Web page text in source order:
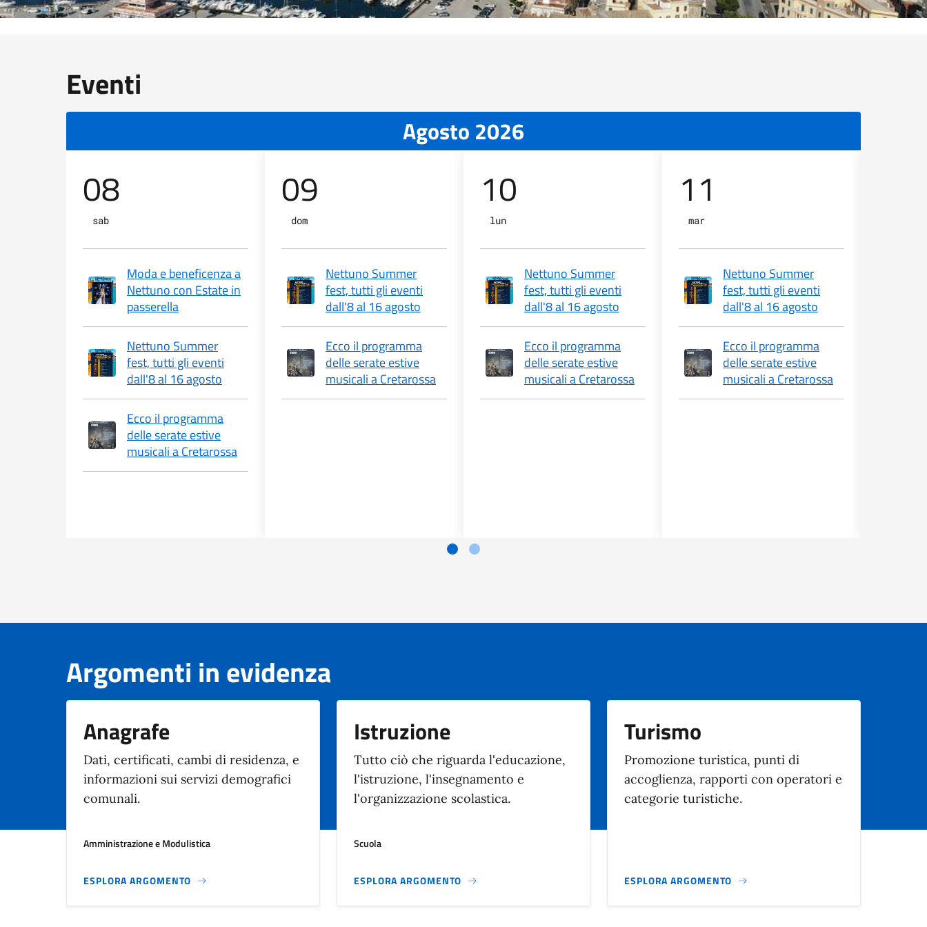
Eventi
Agosto 2026
08
sab
Moda e beneficenza a
Nettuno con Estate in
passerella
Nettuno Summer
fest, tutti gli eventi
dall'8 al 16 agosto
Ecco il programma
delle serate estive
musicali a Cretarossa
09
dom
Nettuno Summer
fest, tutti gli eventi
dall'8 al 16 agosto
Ecco il programma
delle serate estive
musicali a Cretarossa
10
lun
Nettuno Summer
fest, tutti gli eventi
dall'8 al 16 agosto
Ecco il programma
delle serate estive
musicali a Cretarossa
11
mar
Nettuno Summer
fest, tutti gli eventi
dall'8 al 16 agosto
Ecco il programma
delle serate estive
musicali a Cretarossa
Argomenti in evidenza
Anagrafe
Dati, certificati, cambi di residenza, e
informazioni sui servizi demografici
comunali.
Amministrazione e Modulistica
ESPLORA ARGOMENTO
Istruzione
Tutto ciò che riguarda l'educazione,
l'istruzione, l'insegnamento e
l'organizzazione scolastica.
Scuola
ESPLORA ARGOMENTO
Turismo
Promozione turistica, punti di
accoglienza, rapporti con operatori e
categorie turistiche.
ESPLORA ARGOMENTO